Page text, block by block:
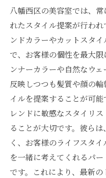
八幡西区の美容室では、
れたスタイル提案が行わ
ンドカラーやカットスタ
で、お客様の個性を最大
ンナーカラーや自然なウ
反映しつつも髪質や顔の
イルを提案することが可
レンドに敏感なスタイリ
ることが大切です。彼ら
く、お客様のライフスタ
を一緒に考えてくれるパ
です。これにより、最新